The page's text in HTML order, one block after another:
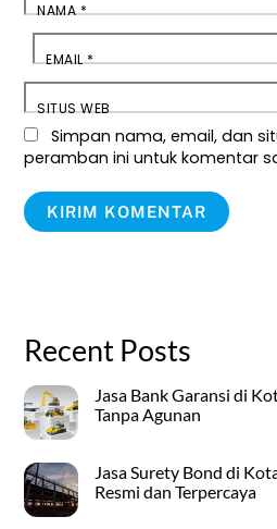
NAMA*
EMAIL*
SITUS WEB
Simpan nama, email, dan
peramban ini untuk komentar
Recent Posts
Jasa Bank Garansi di
Tanpa Agunan
Jasa Surety Bond di
Resmi dan Terpercaya